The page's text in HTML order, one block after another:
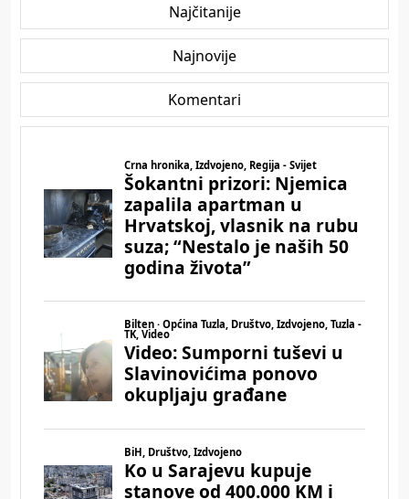
Najčitanije
Najnovije
Komentari